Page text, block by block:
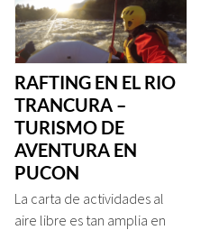
RAFTING EN EL RIO
TRANCURA –
TURISMO DE
AVENTURA EN
PUCON
La carta de actividades al
aire libre es tan amplia en